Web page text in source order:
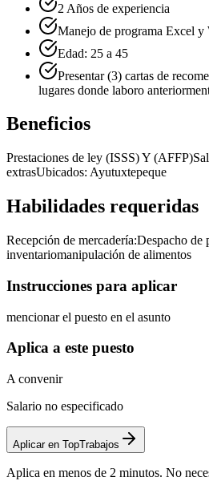
2 Años de experiencia
Manejo de programa Excel y
Edad: 25 a 45
Presentar (3) cartas de
lugares donde laboro
Beneficios
Prestaciones de ley (ISSS) Y (AFFP)
extrasUbicados: Ayutuxtepeque
Habilidades requeridas
Recepción de mercadería:Despacho de
inventariomanipulación de alimentos
Instrucciones para aplicar
mencionar el puesto en el asunto
Aplica a este puesto
A convenir
Salario no especificado
Aplicar en TopTrabajos
Aplica en menos de 2 minutos. No